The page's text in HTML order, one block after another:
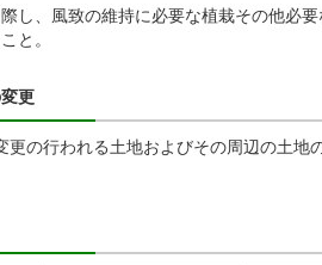
し、風致の維持に必要な植栽その他必
と。
更
の行われる土地およびその周辺の土地